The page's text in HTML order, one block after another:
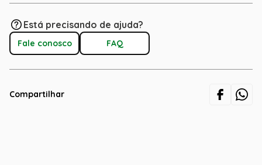
Está precisando de ajuda?
Fale conosco FAQ
Compartilhar